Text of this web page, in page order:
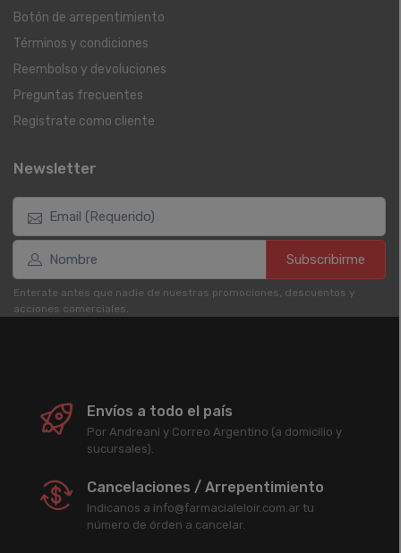
Botón de arrepentimiento
Términos y condiciones
Reembolso y devoluciones
Preguntas frecuentes
Registrate como cliente
Newsletter
Subscribirme
Enterate antes que nadie de nuestras promociones, descuentos y
acciones comerciales.
Envíos a todo el país
Por Andreani y Correo Argentino (a domicilio y
sucursales).
Cancelaciones / Arrepentimiento
Indicanos a info@farmacialeloir.com.ar tu
número de órden a cancelar.